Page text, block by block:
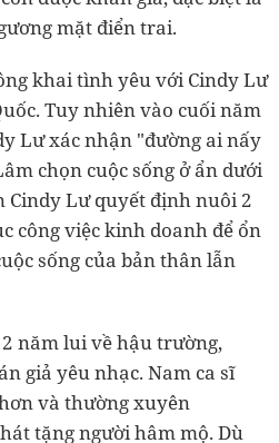
mặt điển trai.
khai tình yêu với Cindy Lư
Tuy nhiên vào cuối năm
Lư xác nhận "đường ai nấy
chọn cuộc sống ở ẩn dưới
Cindy Lư quyết định nuôi 2
công việc kinh doanh để ổn
sống của bản thân lẫn
năm lui về hậu trường,
giả yêu nhạc. Nam ca sĩ
và thường xuyên
tặng người hâm mộ. Dù